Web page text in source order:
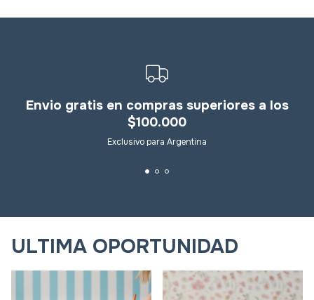
ULTIMA OPORTUNIDAD
LAMINA AUTOADHESIVA PARA
Mi gran cuento - MEGA
LAMINA AUTOADHESIVA PARA